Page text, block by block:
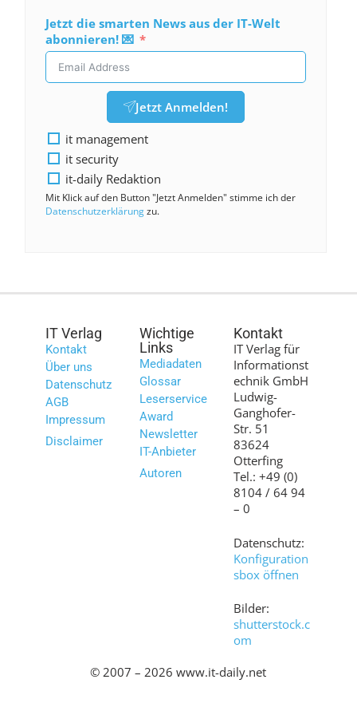
Jetzt die smarten News aus der IT-Welt
abonnieren! 💌
Jetzt Anmelden!
it management
it security
it-daily Redaktion
Mit Klick auf den Button "Jetzt Anmelden" stimme ich der
Datenschutzerklärungzu.
IT Verlag
Kontakt
Über uns
Datenschutz
AGB
Impressum
Disclaimer
Wichtige
Links
Mediadaten
Glossar
Leserservice
Award
Newsletter
IT-Anbieter
Autoren
Kontakt
IT Verlag für
Informationst
echnik GmbH
Ludwig-
Ganghofer-
Str. 51
83624
Otterfing
Tel.: +49 (0)
8104 / 64 94
– 0
Datenschutz:
Konfiguration
sbox öffnen
Bilder:
shutterstock.c
om
© 2007 – 2026 www.it-daily.net